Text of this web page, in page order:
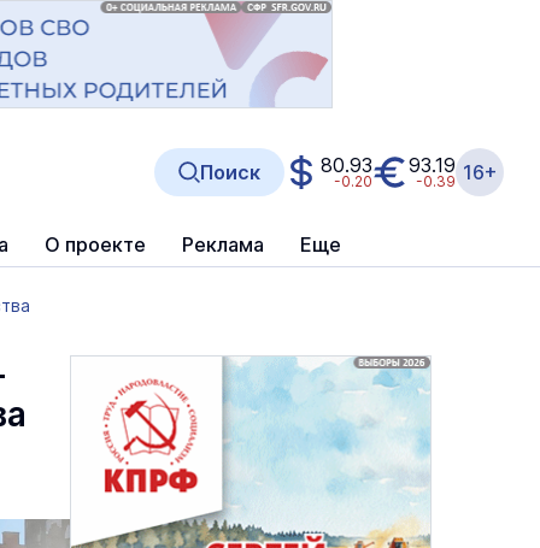
О проекте Реклама Еще
Поиск 80.93
-0.20
93.19
-0.39 16+